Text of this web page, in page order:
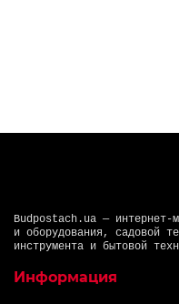
Budpostach.ua — интернет-
и оборудования, садовой
инструмента и бытовой
Информация